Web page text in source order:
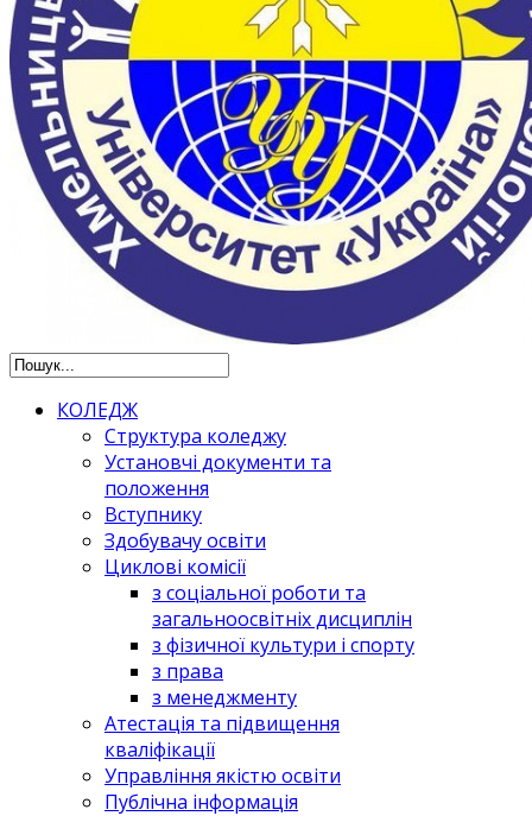
КОЛЕДЖ
Структура коледжу
Установчі документи та
положення
Вступнику
Здобувачу освіти
Циклові комісії
з соціальної роботи та
загальноосвітніх дисциплін
з фізичної культури і спорту
з права
з менеджменту
Атестація та підвищення
кваліфікації
Управління якістю освіти
Публічна інформація